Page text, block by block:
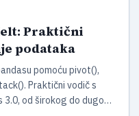
Praktični
podataka
pomoću pivot(),
Praktični vodič s
od širokog do dugog